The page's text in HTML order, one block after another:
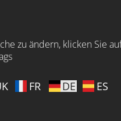
zu ändern, klicken Sie
FR DE ES